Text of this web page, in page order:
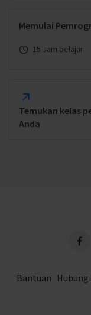
Memulai
15 Jam belajar
Temukan kelas
Anda
Bantuan